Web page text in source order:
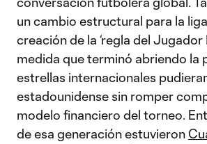
un cambio estructural para la
creación de la ‘regla del Jugador
medida que terminó abriendo la
estrellas internacionales
estadounidense sin romper
modelo financiero del torneo.
de esa generación estuvieron